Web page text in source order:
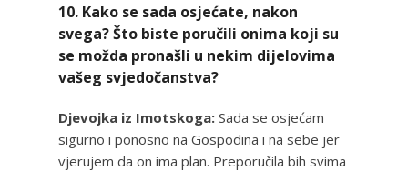
10. Kako se sada osjećate, nakon
svega? Što biste poručili onima koji su
se možda pronašli u nekim dijelovima
vašeg svjedočanstva?
Djevojka iz Imotskoga: Sada se osjećam
sigurno i ponosno na Gospodina i na sebe jer
vjerujem da on ima plan. Preporučila bih svima